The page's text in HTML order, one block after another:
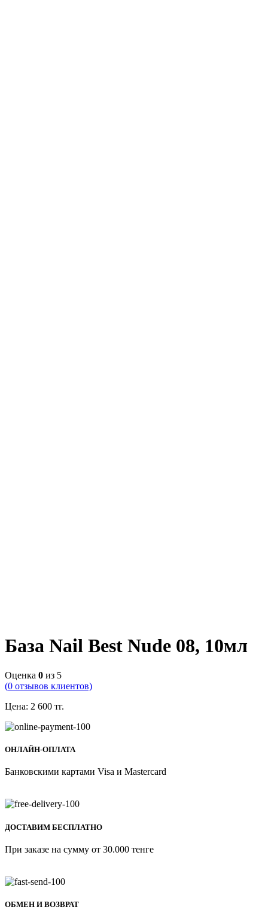
База Nail Best Nude 08, 10мл
Оценка 0 из 5
(0 отзывов клиентов)
Цена: 2 600 тг.
ОНЛАЙН-ОПЛАТА
Банковскими картами Visa и Mastercard
ДОСТАВИМ БЕСПЛАТНО
При заказе на сумму от 30.000 тенге
ОБМЕН И ВОЗВРАТ